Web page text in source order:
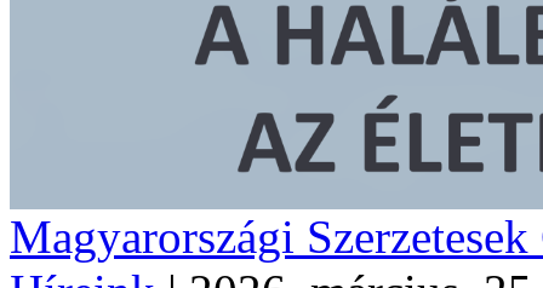
Magyarországi